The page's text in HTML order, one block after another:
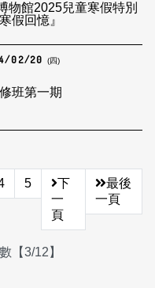
物館2025兒童寒假特別
假回憶』
02/20 (四)
班第一期
5
下
一
頁
最後
一頁
【3/12】